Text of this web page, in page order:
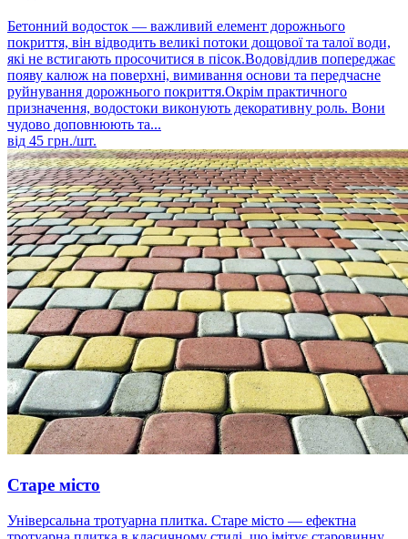
Бетонний водосток — важливий елемент дорожнього
покриття, він відводить великі потоки дощової та талої води,
які не встигають просочитися в пісок.Водовідлив попереджає
появу калюж на поверхні, вимивання основи та передчасне
руйнування дорожнього покриття.Окрім практичного
призначення, водостоки виконують декоративну роль. Вони
чудово доповнюють та...
від 45 грн./шт.
Старе місто
Універсальна тротуарна плитка. Старе місто — ефектна